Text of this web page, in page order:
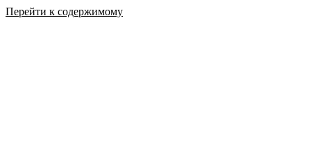
Перейти к содержимому